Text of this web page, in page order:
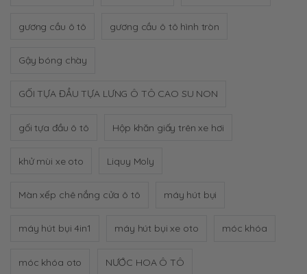
gương cầu ô tô gương cầu ô tô hình tròn
Gậy bóng chày
GỐI TỰA ĐẦU TỰA LƯNG Ô TÔ CAO SU NON
gối tựa đầu ô tô Hộp khăn giấy trên xe hơi
khử mùi xe oto Liquy Moly
Màn xếp chê nắng cửa ô tô máy hút bụi
máy hút bụi 4in1 máy hút bụi xe oto móc khóa
móc khóa oto NƯỚC HOA Ô TÔ